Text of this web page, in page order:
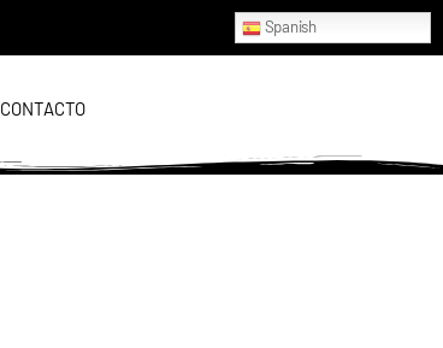
Spanish
CONTACTO